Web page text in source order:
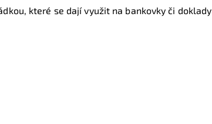
které se dají využit na bankovky či doklady